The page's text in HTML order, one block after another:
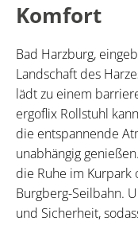
Komfort
Bad Harzburg,
Landschaft des
lädt zu einem
ergoflix Rollstuhl
die entspannende
unabhängig
die Ruhe im
Burgberg-Seilbahn.
und Sicherheit,